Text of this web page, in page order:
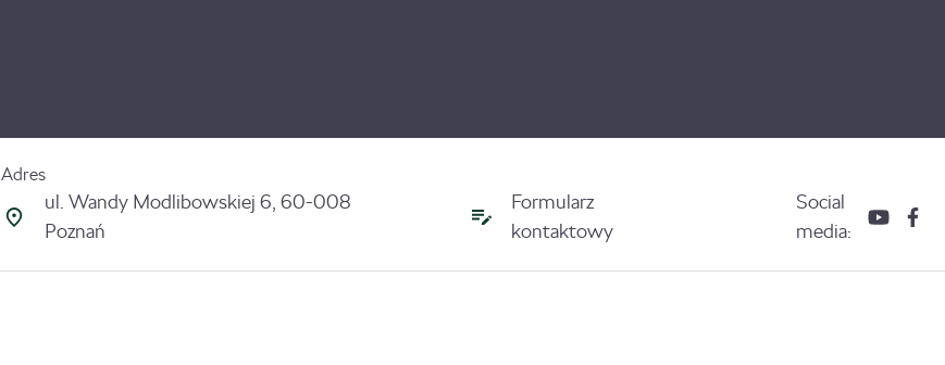
Adres
ul. Wandy Modlibowskiej 6, 60-008
Poznań
Formularz
kontaktowy
Social
media: